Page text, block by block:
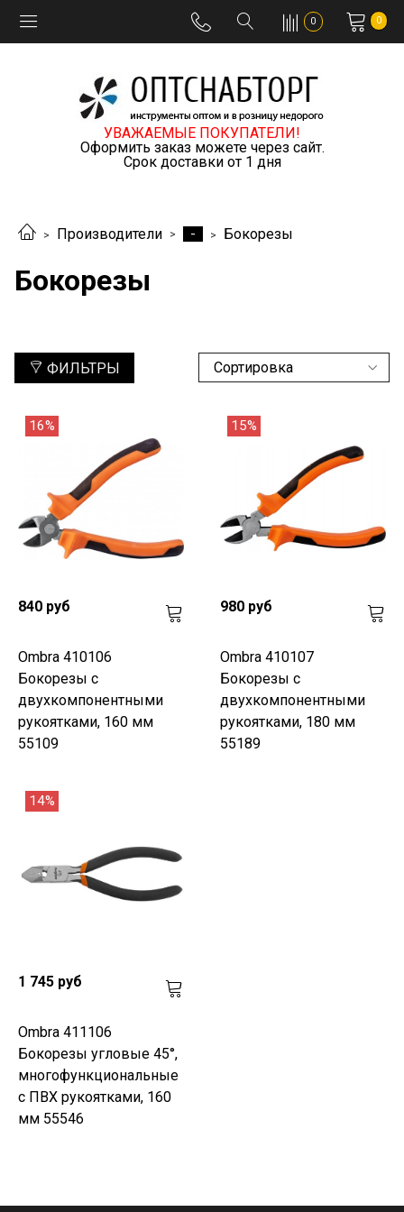
0 0
УВАЖАЕМЫЕ ПОКУПАТЕЛИ!
Оформить заказ можете через сайт.
Срок доставки от 1 дня
Производители - Бокорезы
Бокорезы
ФИЛЬТРЫ
16%
840 руб
Ombra 410106
Бокорезы с
двухкомпонентными
рукоятками, 160 мм
55109
15%
980 руб
Ombra 410107
Бокорезы с
двухкомпонентными
рукоятками, 180 мм
55189
14%
1 745 руб
Ombra 411106
Бокорезы угловые 45°,
многофункциональные
с ПВХ рукоятками, 160
мм 55546